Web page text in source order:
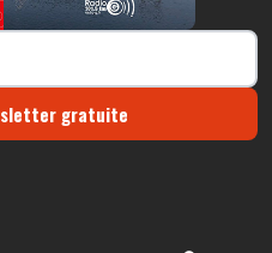
gratuite